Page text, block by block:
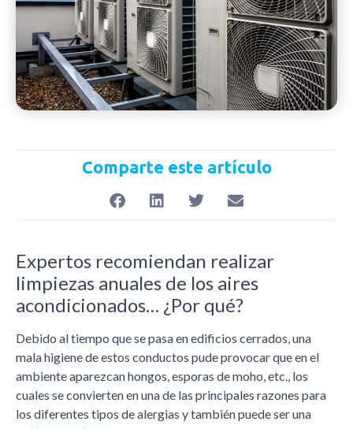
Comparte este artículo
Expertos recomiendan realizar
limpiezas anuales de los aires
acondicionados… ¿Por qué?
Debido al tiempo que se pasa en edificios cerrados, una
mala higiene de estos conductos pude provocar que en el
ambiente aparezcan hongos, esporas de moho, etc., los
cuales se convierten en una de las principales razones para
los diferentes tipos de alergias y también puede ser una